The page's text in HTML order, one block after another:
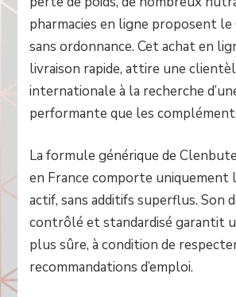
pharmacies en ligne proposent
sans ordonnance. Cet achat en
livraison rapide, attire une
internationale à la recherche
performante que les
La formule générique de
en France comporte uniquement
actif, sans additifs superflus. Son
contrôlé et standardisé garantit
plus sûre, à condition de
recommandations d’emploi.